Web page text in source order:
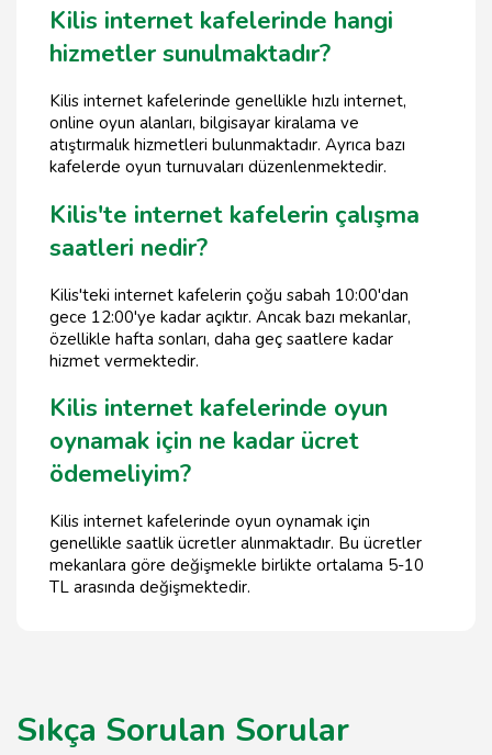
Kilis internet kafelerinde hangi
hizmetler sunulmaktadır?
Kilis internet kafelerinde genellikle hızlı internet,
online oyun alanları, bilgisayar kiralama ve
atıştırmalık hizmetleri bulunmaktadır. Ayrıca bazı
kafelerde oyun turnuvaları düzenlenmektedir.
Kilis'te internet kafelerin çalışma
saatleri nedir?
Kilis'teki internet kafelerin çoğu sabah 10:00'dan
gece 12:00'ye kadar açıktır. Ancak bazı mekanlar,
özellikle hafta sonları, daha geç saatlere kadar
hizmet vermektedir.
Kilis internet kafelerinde oyun
oynamak için ne kadar ücret
ödemeliyim?
Kilis internet kafelerinde oyun oynamak için
genellikle saatlik ücretler alınmaktadır. Bu ücretler
mekanlara göre değişmekle birlikte ortalama 5-10
TL arasında değişmektedir.
Sıkça Sorulan Sorular